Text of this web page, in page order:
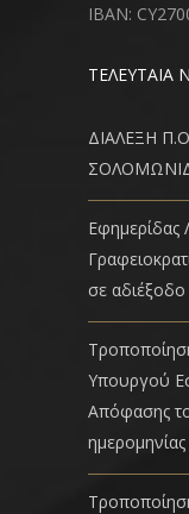
IBAN:
ΤΕΛΕΥΤΑΙΑ
ΔΙΑΛΕΞΗ
Εφημερίδας
σε αδιέξοδο
Υπουργού
Απόφασης